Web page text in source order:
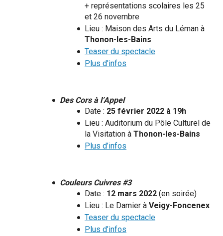
+ représentations scolaires les 25
et 26 novembre
Lieu : Maison des Arts du Léman à
Thonon-les-Bains
Teaser du spectacle
Plus d'infos
Des Cors à l’Appel
Date : 25 février 2022 à 19h
Lieu : Auditorium du Pôle Culturel de
la Visitation à Thonon-les-Bains
Plus d’infos
Couleurs Cuivres #3
Date : 12 mars 2022 (en soirée)
Lieu : Le Damier à Veigy-Foncenex
Teaser du spectacle
Plus d’infos